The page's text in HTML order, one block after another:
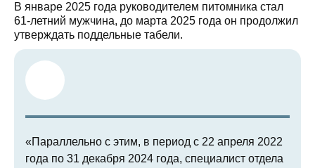
В январе 2025 года руководителем питомника стал
61-летний мужчина, до марта 2025 года он продолжил
утверждать поддельные табели.
«Параллельно с этим, в период с 22 апреля 2022
года по 31 декабря 2024 года, специалист отдела